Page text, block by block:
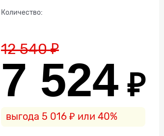
Количество:
12 540 ₽
7 524 ₽
выгода 5 016 ₽ или 40%